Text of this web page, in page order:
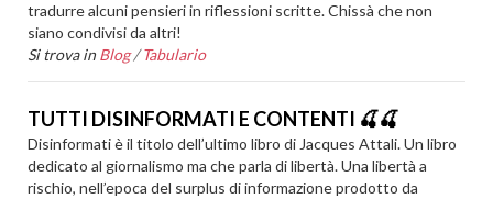
tradurre alcuni pensieri in riflessioni scritte. Chissà che non
siano condivisi da altri!
Si trova in Blog /Tabulario
TUTTI DISINFORMATI E CONTENTI 🍒🍒
Disinformati è il titolo dell’ultimo libro di Jacques Attali. Un libro
dedicato al giornalismo ma che parla di libertà. Una libertà a
rischio, nell’epoca del surplus di informazione prodotto da